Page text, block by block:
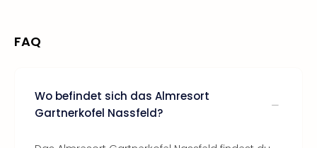
FAQ
Wo befindet sich das Almresort
Gartnerkofel Nassfeld?